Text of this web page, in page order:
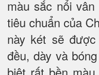
màu sắc nổi
tiêu chuẩn của
này két sẽ
đều, dày và